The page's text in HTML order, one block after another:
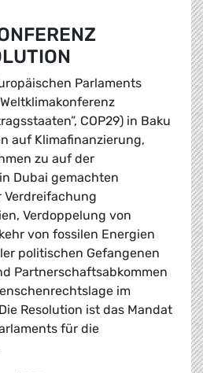
Parlaments
COP29) in Baku
auf Klimafinanzierung,
zu auf der
Dubai gemachten
Verdreifachung
Verdoppelung von
von fossilen Energien
politischen Gefangenen
Partnerschaftsabkommen
im
Resolution ist das Mandat
für die